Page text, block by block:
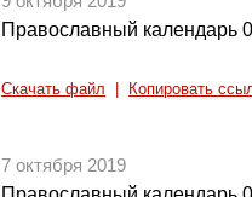
Православный календарь
Скачать файл Копировать
7 октября 2019